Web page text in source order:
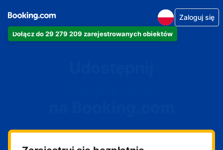
Dołącz do 29 279 209 zarejestrowanych obiektów
Zaloguj się